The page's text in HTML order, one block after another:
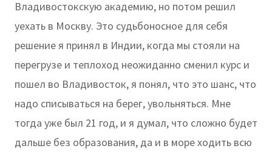
Владивостокскую академию, но потом решил
уехать в Москву. Это судьбоносное для себя
решение я принял в Индии, когда мы стояли на
перегрузе и теплоход неожиданно сменил курс и
пошел во Владивосток, я понял, что это шанс, что
надо списываться на берег, увольняться. Мне
тогда уже был 21 год, и я думал, что сложно будет
дальше без образования, да и в море ходить всю